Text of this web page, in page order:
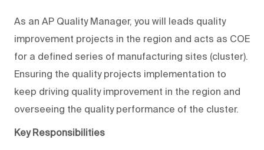
As an AP Quality Manager, you will leads quality
improvement projects in the region and acts as COE
for a defined series of manufacturing sites (cluster).
Ensuring the quality projects implementation to
keep driving quality improvement in the region and
overseeing the quality performance of the cluster.
Key Responsibilities